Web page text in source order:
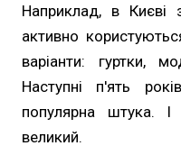
Наприклад, в Києві
активно
варіанти: гуртки,
Наступні п'ять
популярна штука. І
великий.